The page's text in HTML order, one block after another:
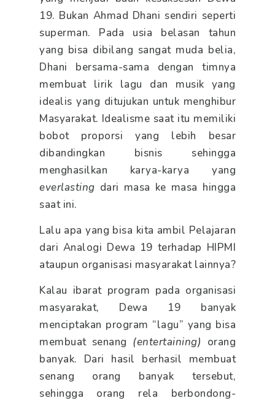
19. Bukan Ahmad Dhani sendiri seperti
superman. Pada usia belasan tahun
yang bisa dibilang sangat muda belia,
Dhani bersama-sama dengan timnya
membuat lirik lagu dan musik yang
idealis yang ditujukan untuk menghibur
Masyarakat. Idealisme saat itu memiliki
bobot proporsi yang lebih besar
dibandingkan bisnis sehingga
menghasilkan karya-karya yang
everlasting dari masa ke masa hingga
saat ini.
Lalu apa yang bisa kita ambil Pelajaran
dari Analogi Dewa 19 terhadap HIPMI
ataupun organisasi masyarakat lainnya?
Kalau ibarat program pada organisasi
masyarakat, Dewa 19 banyak
menciptakan program “lagu” yang bisa
membuat senang (entertaining) orang
banyak. Dari hasil berhasil membuat
senang orang banyak tersebut,
sehingga orang rela berbondong-